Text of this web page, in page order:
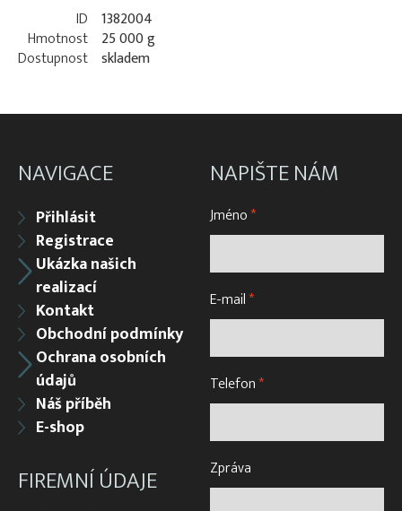
ID 1382004
Hmotnost 25 000 g
Dostupnost skladem
NAVIGACE
Přihlásit
Registrace
Ukázka našich
realizací
Kontakt
Obchodní podmínky
Ochrana osobních
údajů
Náš příběh
E-shop
FIREMNÍ ÚDAJE
NAPIŠTE NÁM
Jméno*
E-mail*
Telefon*
Zpráva